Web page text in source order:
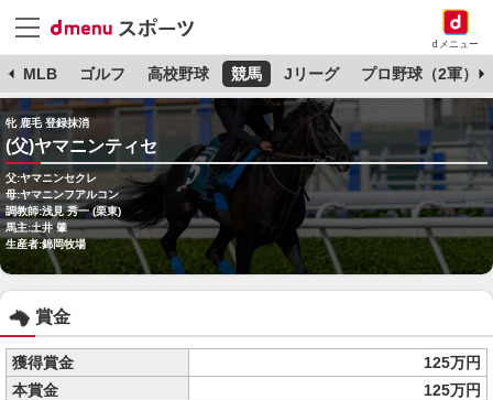
dメニュー
MLB ゴルフ 高校野球 競馬 Jリーグ プロ野球（2軍）
牝 鹿毛 登録抹消
(父)ヤマニンティセ
父:ヤマニンセクレ
母:ヤマニンフアルコン
調教師:浅見 秀一 (栗東)
馬主:土井 肇
生産者:錦岡牧場
賞金
獲得賞金
125万円
本賞金
125万円